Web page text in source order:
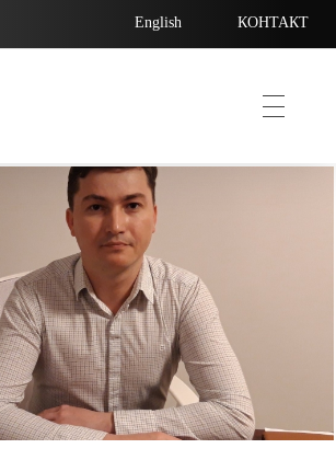
English КОНТАКТ